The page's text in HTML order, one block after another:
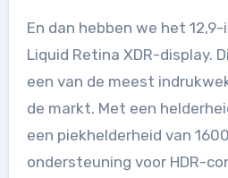
En dan hebben we het
Liquid Retina XDR-display.
een van de meest
de markt. Met een
een piekhelderheid van
ondersteuning voor HDR-